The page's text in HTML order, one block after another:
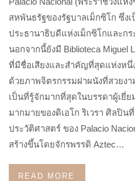
สหพันธรัฐของรัฐบาลเม็กซิโก ซึ่ง
ประธานาธิบดีแห่งเม็กซิโกและกร
นอกจากนี้ยังมี Biblioteca Miguel
ที่มีชื่อเสียงและสำคัญที่สุดแห่งหนึ่
ด้วยภาพจิตรกรรมฝาผนังที่สวยง
เป็นที่รู้จักมากที่สุดในบรรดาผู้เยี่
มากมายของดิเอโก ริเวรา ศิลปิน
ประวัติศาสตร์ ของ Palacio
สร้างขึ้นโดยจักรพรรดิ Aztec…
READ MORE